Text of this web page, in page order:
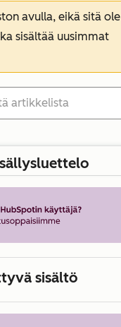
avulla, eikä sitä ole
sisältää uusimmat
sisältö